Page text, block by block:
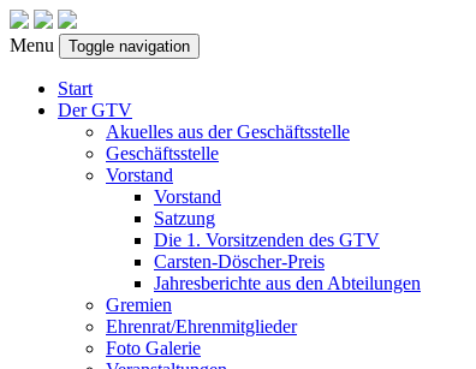
Menu Toggle navigation
Start
Der GTV
Akuelles aus der Geschäftsstelle
Geschäftsstelle
Vorstand
Vorstand
Satzung
Die 1. Vorsitzenden des GTV
Carsten-Döscher-Preis
Jahresberichte aus den Abteilungen
Gremien
Ehrenrat/Ehrenmitglieder
Foto Galerie